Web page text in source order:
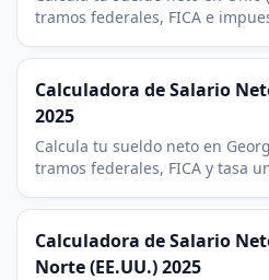
tramos federales, FICA e
Columbus o Cincinnati.
Calculadora de Salario
2025
Calcula tu sueldo neto en
tramos federales, FICA y tasa
Calculadora de Salario
Norte (EE.UU.) 2025